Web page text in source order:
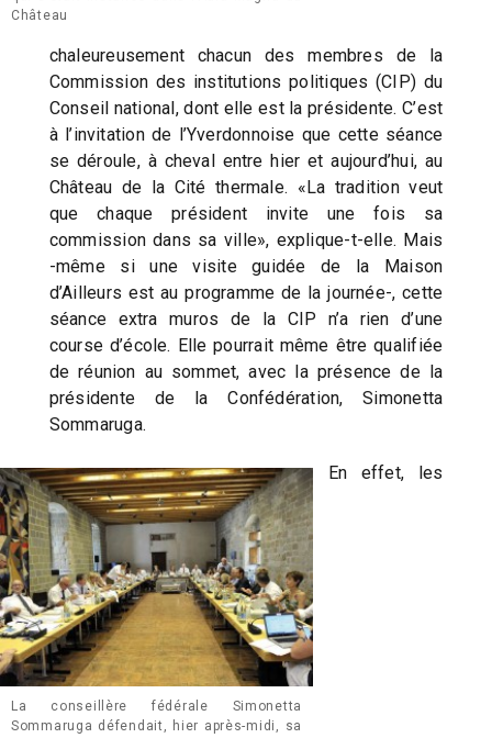
Château
chaleureusement chacun des membres de la
Commission des institutions politiques (CIP) du
Conseil national, dont elle est la présidente. C’est
à l’invitation de l’Yverdonnoise que cette séance
se déroule, à cheval entre hier et aujourd’hui, au
Château de la Cité thermale. «La tradition veut
que chaque président invite une fois sa
commission dans sa ville», explique-t-elle. Mais
-même si une visite guidée de la Maison
d’Ailleurs est au programme de la journée-, cette
séance extra muros de la CIP n’a rien d’une
course d’école. Elle pourrait même être qualifiée
de réunion au sommet, avec la présence de la
présidente de la Confédération, Simonetta
Sommaruga.
La conseillère fédérale Simonetta
Sommaruga défendait, hier après-midi, sa
En effet, les